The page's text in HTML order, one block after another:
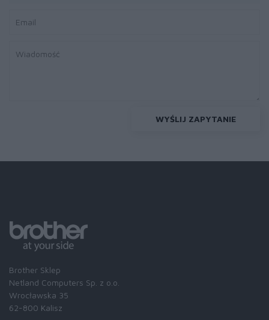
WYŚLIJ ZAPYTANIE
Brother Sklep
Netland Computers Sp. z o.o.
Wrocławska 35
62-800 Kalisz